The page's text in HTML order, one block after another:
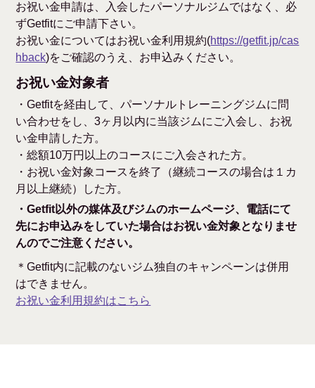
お祝い金申請は、入会したパーソナルジムではなく、必
ずGetfitにご申請下さい。
お祝い金についてはお祝い金利用規約(https://getfit.jp/cas
hback)をご確認のうえ、お申込みください。
お祝い金対象者
・Getfitを経由して、パーソナルトレーニングジムに問
い合わせをし、3ヶ月以内に当該ジムにご入会し、お祝
い金申請した方。
・総額10万円以上のコースにご入会された方。
・お祝い金対象コースを終了（継続コースの場合は１カ
月以上継続）した方。
・Getfit以外の媒体及びジムのホームページ、電話にて
先にお申込みをしていた場合はお祝い金対象となりませ
んのでご注意ください。
＊Getfit内に記載のないジム独自のキャンペーンは併用
はできません。
お祝い金利用規約はこちら